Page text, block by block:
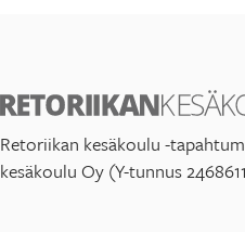
Retoriikan kesäkoulu -
kesäkoulu Oy (Y-tunnus